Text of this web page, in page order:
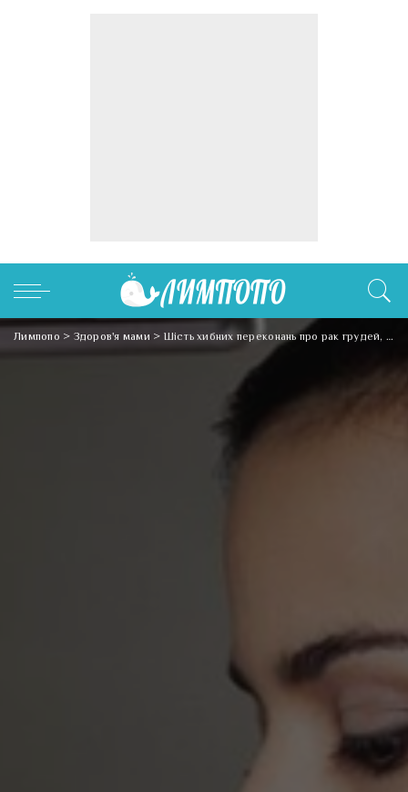
Лимпопо > Здоров'я мами > Шість хибних переконань про рак грудей, від яких пора позбутися